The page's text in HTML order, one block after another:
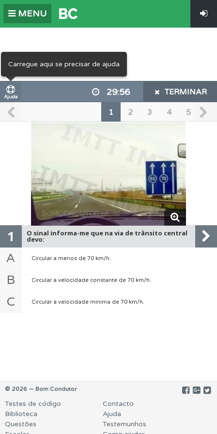
MENU
Ajuda 29:56 TERMINAR
1 2 3 4 5 6
1 O sinal informa-me que na via de trânsito central
devo:
A Circular a menos de 70 km/h.
B Circular à velocidade constante de 70 km/h.
C Circular à velocidade mínima de 70 km/h.
© 2026 — Bom Condutor
Testes de código
Biblioteca
Questões
Contacto
Ajuda
Testemunhos
Carregue aqui se precisar de ajuda